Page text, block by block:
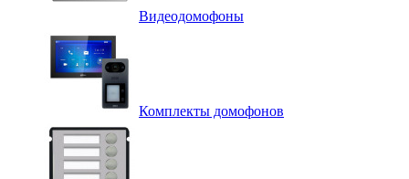
Видеодомофоны
Комплекты домофонов